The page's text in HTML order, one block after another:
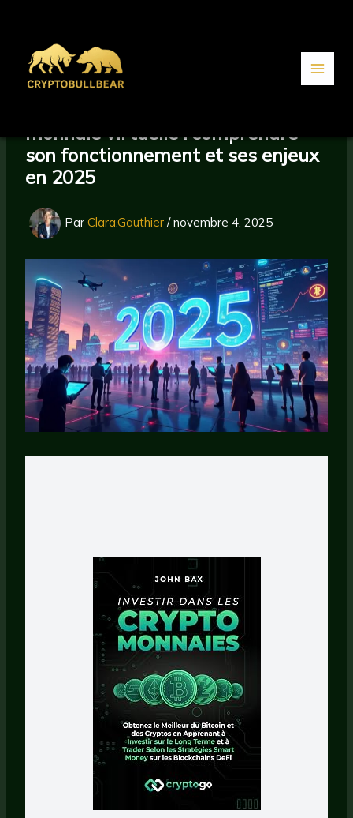
monnaie virtuelle : comprendre
son fonctionnement et ses enjeux
en 2025
ParClara.Gauthier/novembre 4, 2025